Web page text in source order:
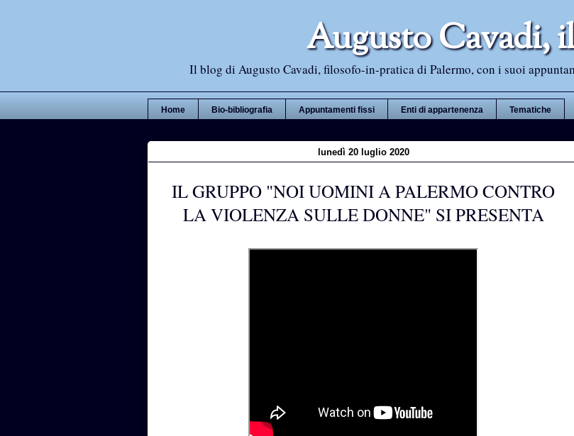
Augusto Cavadi,
Il blog di Augusto Cavadi, filosofo-in-pratica di Palermo, con i suoi
Home Bio-bibliografia Appuntamenti fissi Enti di appartenenza Tematiche
lunedì 20 luglio 2020
IL GRUPPO "NOI UOMINI A PALERMO CONTRO
LA VIOLENZA SULLE DONNE" SI PRESENTA